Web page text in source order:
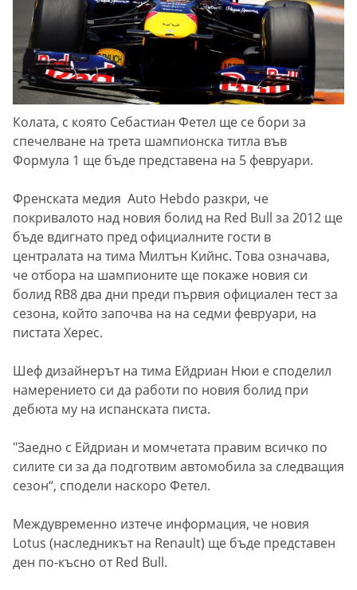
Колата, с която Себастиан Фетел ще се бори за
спечелване на трета шампионска титла във
Формула 1 ще бъде представена на 5 февруари.
Френската медия Auto Hebdo разкри, че
покривалото над новия болид на Red Bull за 2012 ще
бъде вдигнато пред официалните гости в
централата на тима Милтън Кийнс. Това означава,
че отбора на шампионите ще покаже новия си
болид RB8 два дни преди първия официален тест за
сезона, който започва на на седми февруари, на
пистата Херес.
Шеф дизайнерът на тима Ейдриан Нюи е споделил
намерението си да работи по новия болид при
дебюта му на испанската писта.
"Заедно с Ейдриан и момчетата правим всичко по
силите си за да подготвим автомобила за следващия
сезон“, сподели наскоро Фетел.
Междувременно изтече информация, че новия
Lotus (наследникът на Renault) ще бъде представен
ден по-късно от Red Bull.